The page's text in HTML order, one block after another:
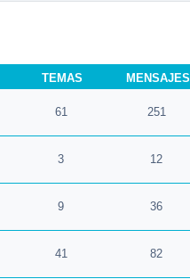
TEMAS MENSAJES
61 251
3 12
9 36
41 82